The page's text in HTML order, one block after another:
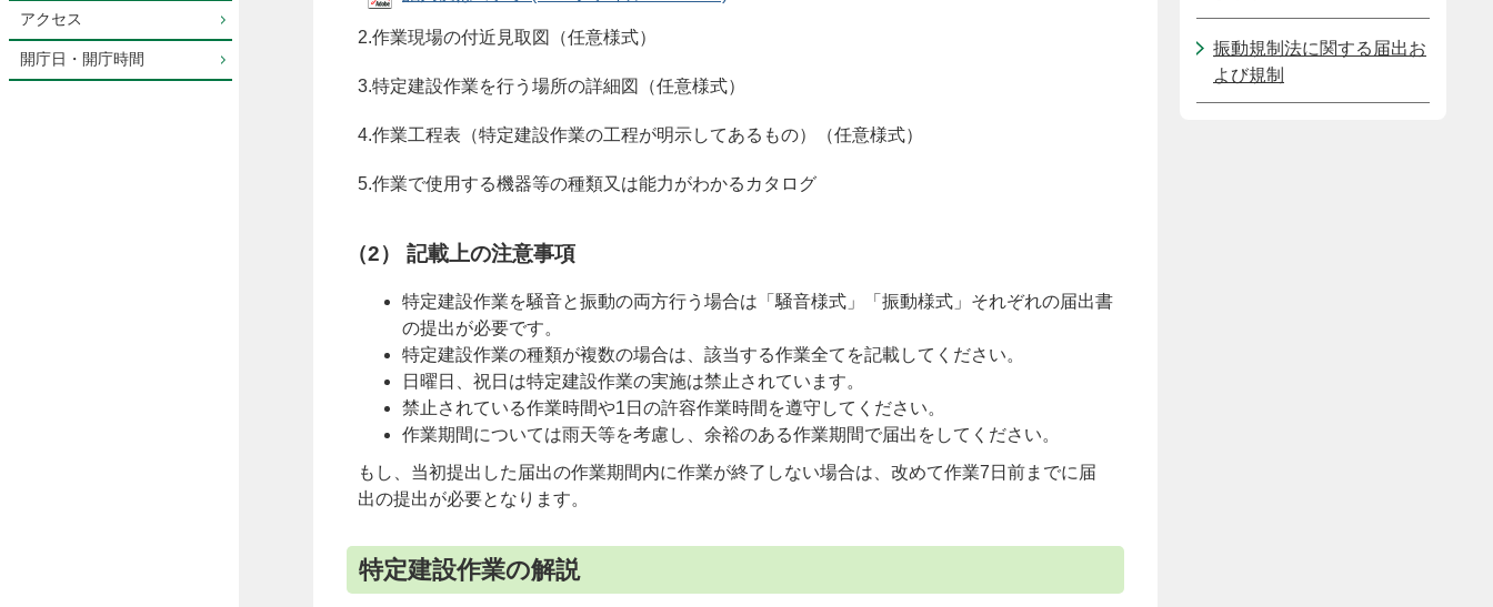
アクセス
開庁日・開庁時間
2.作業現場の付近見取図（任意様式）
3.特定建設作業を行う場所の詳細図（任意様式）
4.作業工程表（特定建設作業の工程が明示してあるもの）（任意様式）
5.作業で使用する機器等の種類又は能力がわかるカタログ
（2） 記載上の注意事項
特定建設作業を騒音と振動の両方行う場合は「騒音様式」「振動様式」それぞれの届出書
の提出が必要です。
特定建設作業の種類が複数の場合は、該当する作業全てを記載してください。
日曜日、祝日は特定建設作業の実施は禁止されています。
禁止されている作業時間や1日の許容作業時間を遵守してください。
作業期間については雨天等を考慮し、余裕のある作業期間で届出をしてください。
もし、当初提出した届出の作業期間内に作業が終了しない場合は、改めて作業7日前までに届
出の提出が必要となります。
特定建設作業の解説
振動規制法に関する届出お
よび規制